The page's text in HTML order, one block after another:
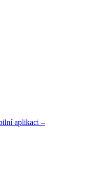
aplikaci –